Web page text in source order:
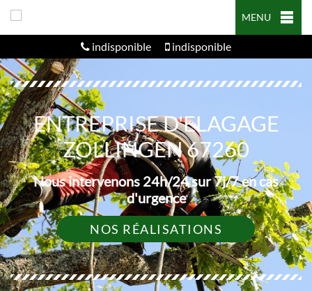
MENU
indisponible indisponible
ENTREPRISE D'ELAGAGE
ZOLLINGEN 67260
Nous intervenons 24h/24 sur 7j/7 en cas
d'urgence
NOS RÉALISATIONS